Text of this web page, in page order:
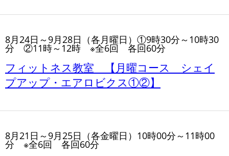
8月24日～9月28日（各月曜日）①9時30分～10時30
分 ②11時～12時 ※全6回 各回60分
フィットネス教室 【月曜コース シェイ
プアップ・エアロビクス①②】
8月21日～9月25日（各金曜日）10時00分～11時00
分 ※全6回 各回60分